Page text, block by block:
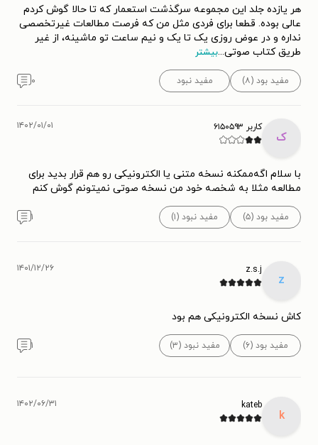
هر یازده جلد این مجموعه سرگذشت استعمار که تا حالا گوش کردم
عالی بوده. قطعا برای فردی مثل من که فرصت مطالعات غیرتخصصی
نداره و در عوض روزی یک تا یک و نیم ساعت تو ماشینه، از غیر
طریق کتاب صوتی...بیشتر
مفید بود (۸) مفید نبود ۰
ک
کاربر ۶۱۵۰۵۹۳ ۱۴۰۲/۰۱/۰۱
با سلام اگه‌ممکنه نسخه متنی یا الکترونیکی رو هم قرار بدید برای
مطالعه مثلا به شخصه خود من نسخه صوتی نمیتونم گوش کنم
مفید بود (۵) مفید نبود (۱) ۱
z
z.s.j ۱۴۰۱/۱۲/۲۶
کاش نسخه الکترونیکی هم بود
مفید بود (۶) مفید نبود (۳) ۱
k
kateb ۱۴۰۲/۰۶/۳۱